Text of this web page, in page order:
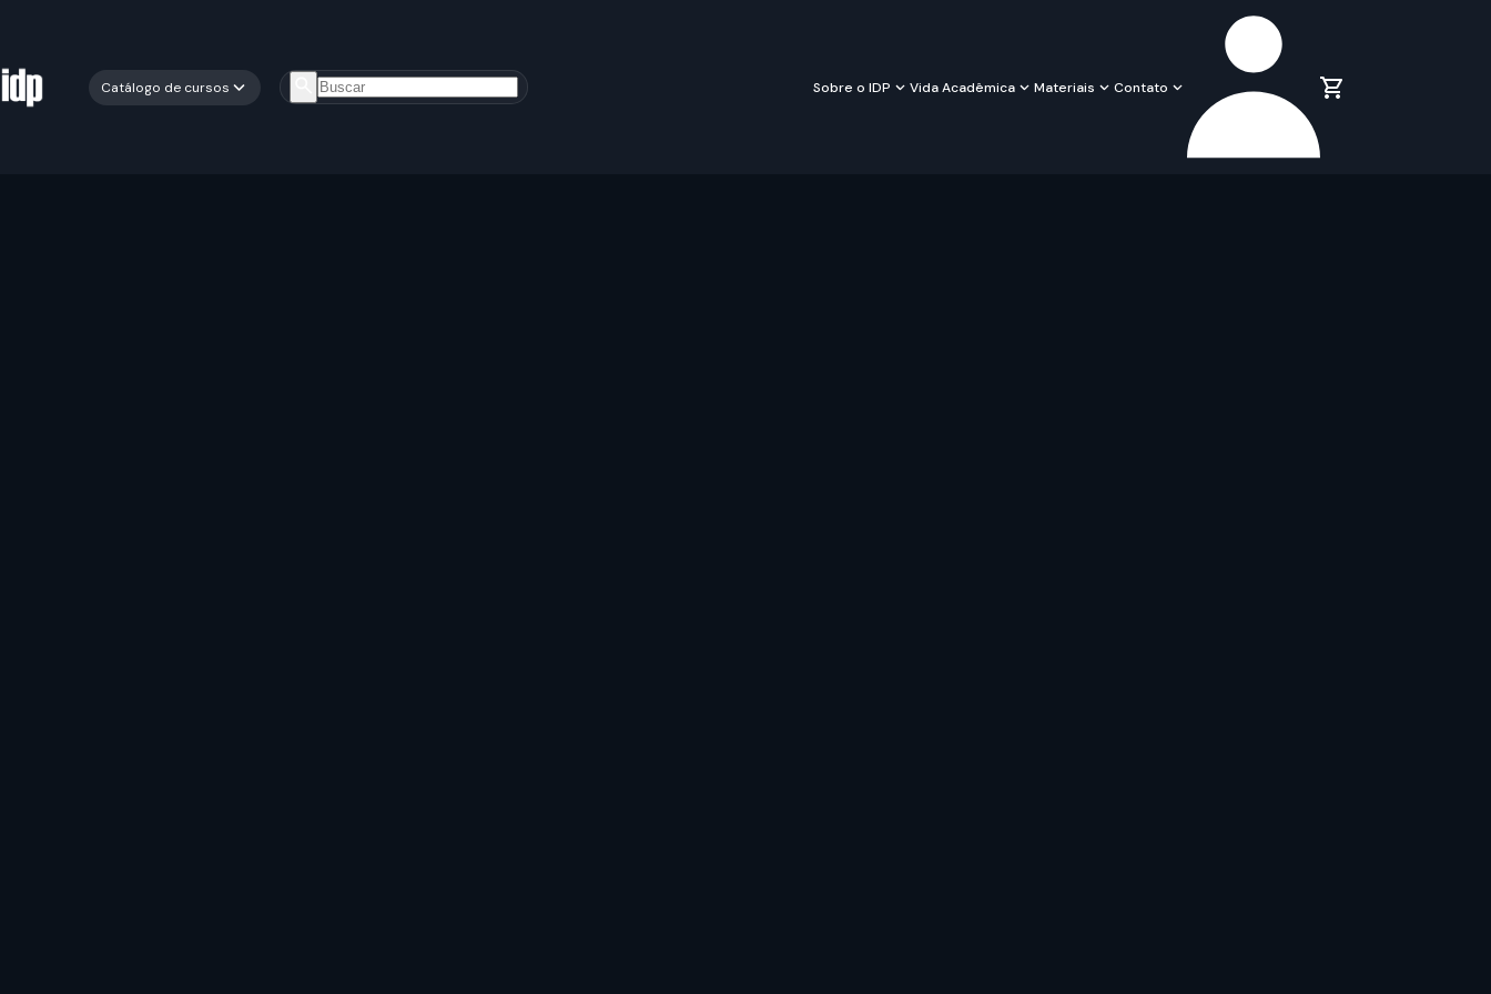
Catálogo de cursos Sobre o IDP Vida Acadêmica Materiais Contato